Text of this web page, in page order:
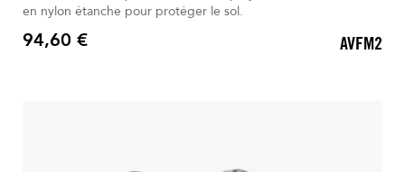
en nylon étanche pour protéger le sol.
Prix
94,60 € AVFM2